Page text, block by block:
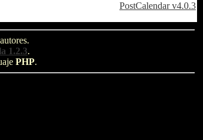
PostCalendar v4.0.3
1.2.3.
PHP.